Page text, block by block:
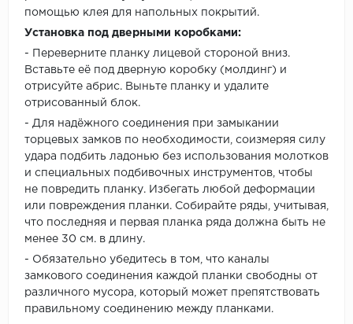
помощью клея для напольных покрытий.
Установка под дверными коробками:
- Переверните планку лицевой стороной вниз.
Вставьте её под дверную коробку (молдинг) и
отрисуйте абрис. Выньте планку и удалите
отрисованный блок.
- Для надёжного соединения при замыкании
торцевых замков по необходимости, соизмеряя силу
удара подбить ладонью без использования молотков
и специальных подбивочных инструментов, чтобы
не повредить планку. Избегать любой деформации
или повреждения планки. Собирайте ряды, учитывая,
что последняя и первая планка ряда должна быть не
менее 30 см. в длину.
- Обязательно убедитесь в том, что каналы
замкового соединения каждой планки свободны от
различного мусора, который может препятствовать
правильному соединению между планками.